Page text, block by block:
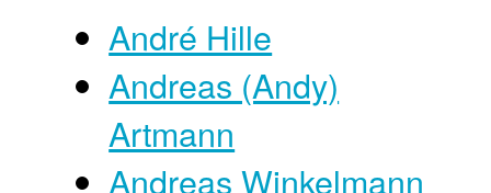
André Hille
Andreas (Andy)
Artmann
Andreas Winkelmann